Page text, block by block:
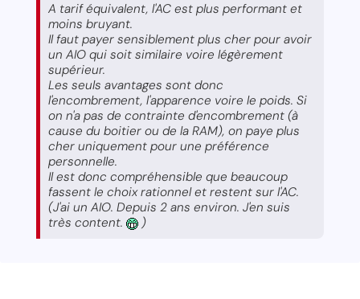
A tarif équivalent, l'AC est plus performant et
moins bruyant.
Il faut payer sensiblement plus cher pour avoir
un AIO qui soit similaire voire légèrement
supérieur.
Les seuls avantages sont donc
l'encombrement, l'apparence voire le poids. Si
on n'a pas de contrainte d'encombrement (à
cause du boitier ou de la RAM), on paye plus
cher uniquement pour une préférence
personnelle.
Il est donc compréhensible que beaucoup
fassent le choix rationnel et restent sur l'AC.
(J'ai un AIO. Depuis 2 ans environ. J'en suis
très content.
)